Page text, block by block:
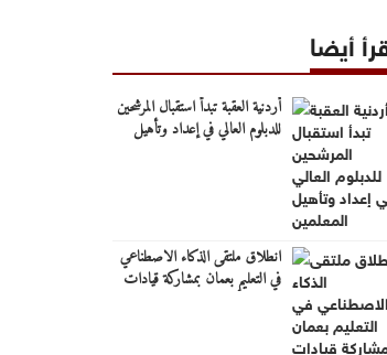
أيضا
أردنية العقبة تبدأ استقبال المرشحين
للدبلوم العالي في إعداد وتأهيل
انطلاق ملتقى الذكاء الاصطناعي
في التعليم بعمان بمشاركة قيادات